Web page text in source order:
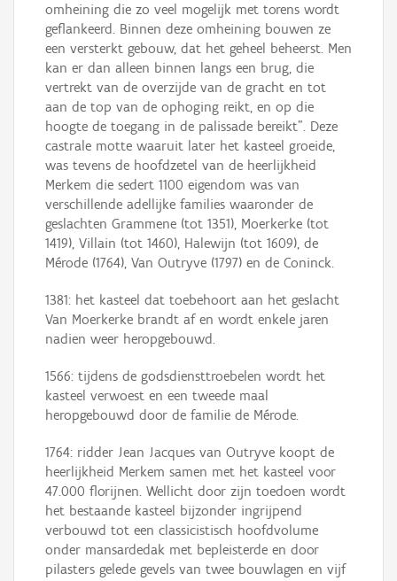
omheining die zo veel mogelijk met torens wordt
geflankeerd. Binnen deze omheining bouwen ze
een versterkt gebouw, dat het geheel beheerst. Men
kan er dan alleen binnen langs een brug, die
vertrekt van de overzijde van de gracht en tot
aan de top van de ophoging reikt, en op die
hoogte de toegang in de palissade bereikt". Deze
castrale motte waaruit later het kasteel groeide,
was tevens de hoofdzetel van de heerlijkheid
Merkem die sedert 1100 eigendom was van
verschillende adellijke families waaronder de
geslachten Grammene (tot 1351), Moerkerke (tot
1419), Villain (tot 1460), Halewijn (tot 1609), de
Mérode (1764), Van Outryve (1797) en de Coninck.
1381: het kasteel dat toebehoort aan het geslacht
Van Moerkerke brandt af en wordt enkele jaren
nadien weer heropgebouwd.
1566: tijdens de godsdiensttroebelen wordt het
kasteel verwoest en een tweede maal
heropgebouwd door de familie de Mérode.
1764: ridder Jean Jacques van Outryve koopt de
heerlijkheid Merkem samen met het kasteel voor
47.000 florijnen. Wellicht door zijn toedoen wordt
het bestaande kasteel bijzonder ingrijpend
verbouwd tot een classicistisch hoofdvolume
onder mansardedak met bepleisterde en door
pilasters gelede gevels van twee bouwlagen en vijf